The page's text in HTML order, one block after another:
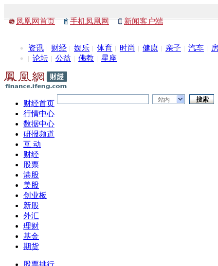
凤凰网首页 手机凤凰网 新闻客户端
资讯 财经 娱乐 体育 时尚 健康 亲子 汽车
论坛
公益 佛教 星座
站内
财经首页
行情中心
数据中心
研报频道
互 动
财经
股票
港股
美股
创业板
新股
外汇
理财
基金
期货
股票排行